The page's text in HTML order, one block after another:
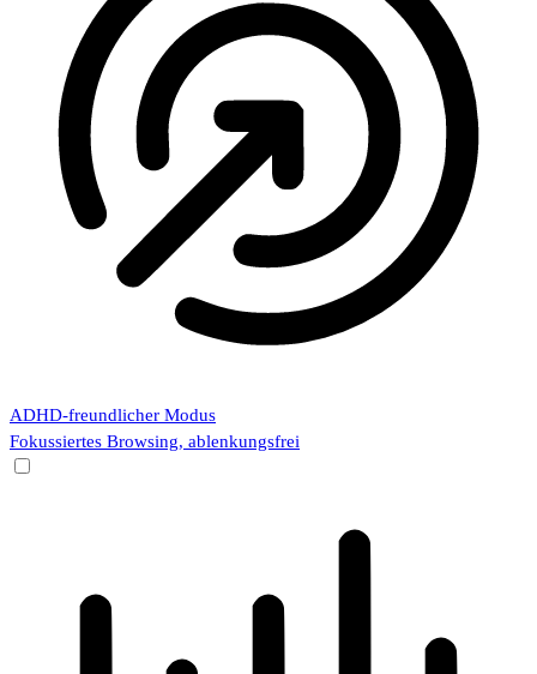
ADHD-freundlicher Modus
Fokussiertes Browsing, ablenkungsfrei